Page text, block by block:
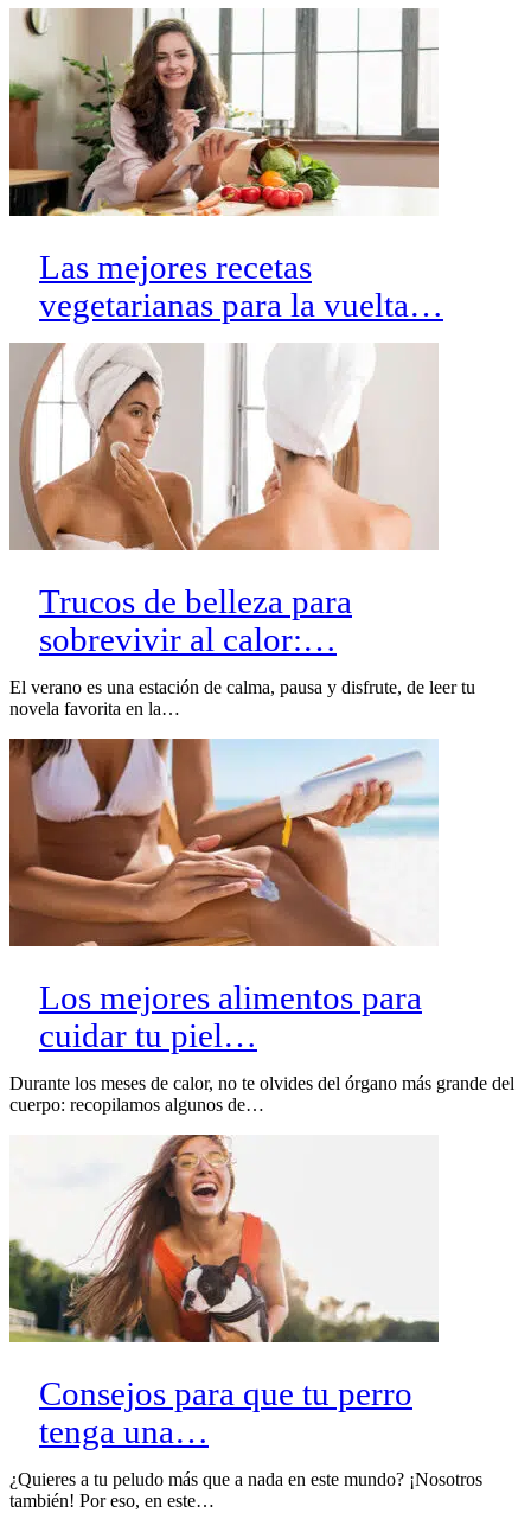
Las mejores recetas
vegetarianas para la vuelta…
Trucos de belleza para
sobrevivir al calor:…
El verano es una estación de calma, pausa y disfrute, de leer tu
novela favorita en la…
Los mejores alimentos para
cuidar tu piel…
Durante los meses de calor, no te olvides del órgano más grande del
cuerpo: recopilamos algunos de…
Consejos para que tu perro
tenga una…
¿Quieres a tu peludo más que a nada en este mundo? ¡Nosotros
también! Por eso, en este…